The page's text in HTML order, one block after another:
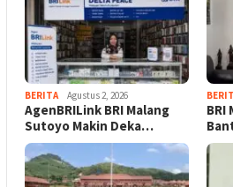
BERITA Agustus 2, 2026
AgenBRILink BRI Malang
Sutoyo Makin Deka…
BRI